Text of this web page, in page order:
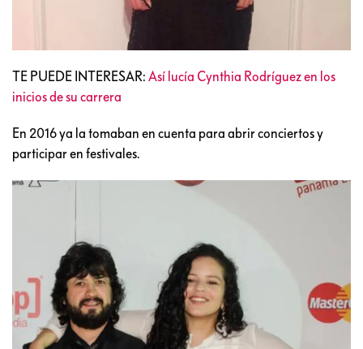
TE PUEDE INTERESAR: Así lucía Cynthia Rodríguez en los
inicios de su carrera
En 2016 ya la tomaban en cuenta para abrir conciertos y
participar en festivales.